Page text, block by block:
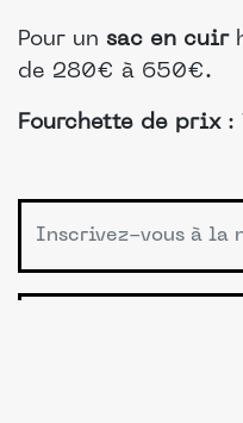
Pour un sac en cuir
de 280€ à 650€.
Fourchette de prix: